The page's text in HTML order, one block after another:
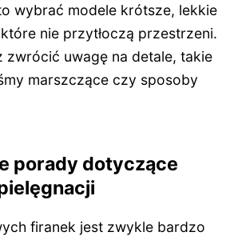
wybrać modele krótsze, lekkie
nie przytłoczą przestrzeni.
zwrócić uwagę na detale, takie
marszczące czy sposoby
porady dotyczące
firanek jest zwykle bardzo